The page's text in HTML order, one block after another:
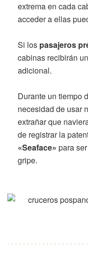
extrema en cada
acceder a ellas
Si los pasajeros
cabinas recibirán
adicional.
Durante un tiempo
necesidad de usar
extrañar que
de registrar la
«Seaface» para
gripe.